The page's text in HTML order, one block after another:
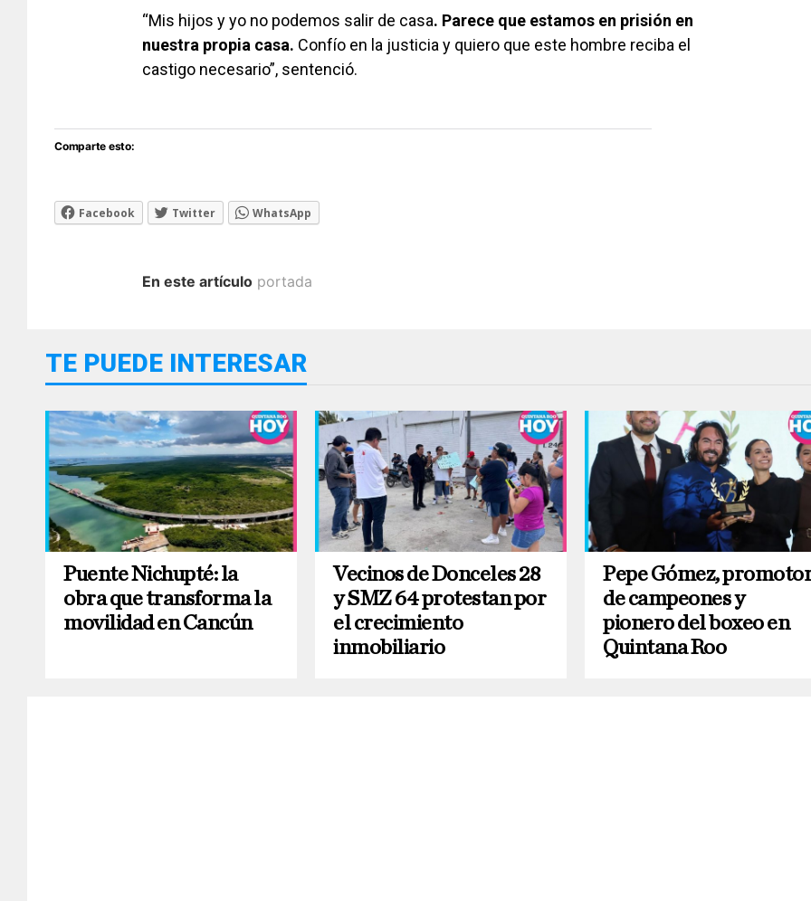
“Mis hijos y yo no podemos salir de casa. Parece que estamos en prisión en
nuestra propia casa. Confío en la justicia y quiero que este hombre reciba el
castigo necesario”, sentenció.
Comparte esto:
Facebook Twitter WhatsApp
En este artículo portada
TE PUEDE INTERESAR
Puente Nichupté: la
obra que transforma la
movilidad en Cancún
Vecinos de Donceles 28
y SMZ 64 protestan por
el crecimiento
inmobiliario
Pepe Gómez,
de campeones y
pionero del boxeo en
Quintana Roo